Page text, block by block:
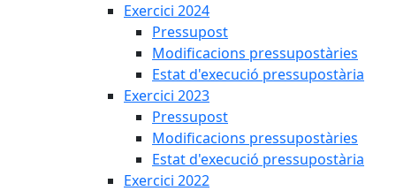
Exercici 2024
Pressupost
Modificacions pressupostàries
Estat d'execució pressupostària
Exercici 2023
Pressupost
Modificacions pressupostàries
Estat d'execució pressupostària
Exercici 2022